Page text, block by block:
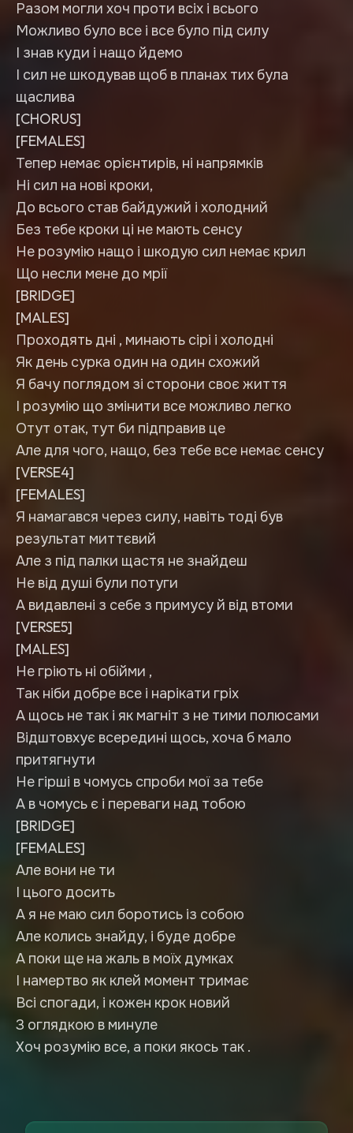
Разом могли хоч проти всіх і всього
Можливо було все і все було під силу
І знав куди і нащо йдемо
І сил не шкодував щоб в планах тих була
щаслива
[CHORUS]
[FEMALES]
Тепер немає орієнтирів, ні напрямків
Ні сил на нові кроки,
До всього став байдужий і холодний
Без тебе кроки ці не мають сенсу
Не розумію нащо і шкодую сил немає крил
Що несли мене до мрії
[BRIDGE]
[MALES]
Проходять дні , минають сірі і холодні
Як день сурка один на один схожий
Я бачу поглядом зі сторони своє життя
І розумію що змінити все можливо легко
Отут отак, тут би підправив це
Але для чого, нащо, без тебе все немає сенсу
[VERSE4]
[FEMALES]
Я намагався через силу, навіть тоді був
результат миттєвий
Але з під палки щастя не знайдеш
Не від душі були потуги
А видавлені з себе з примусу й від втоми
[VERSE5]
[MALES]
Не гріють ні обійми ,
Так ніби добре все і нарікати гріх
А щось не так і як магніт з не тими полюсами
Відштовхує всередині щось, хоча б мало
притягнути
Не гірші в чомусь спроби мої за тебе
А в чомусь є і переваги над тобою
[BRIDGE]
[FEMALES]
Але вони не ти
І цього досить
А я не маю сил боротись із собою
Але колись знайду, і буде добре
А поки ще на жаль в моїх думках
І намертво як клей момент тримає
Всі спогади, і кожен крок новий
З оглядкою в минуле
Хоч розумію все, а поки якось так .